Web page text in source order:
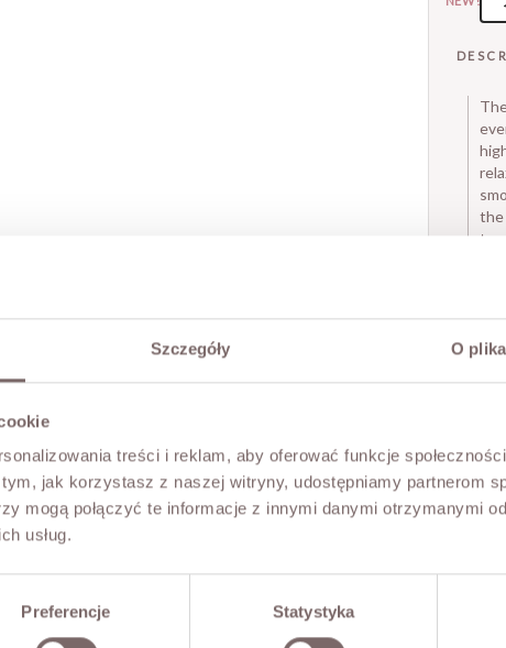
Szczegóły O
treści i reklam, aby oferować funkcje
jak korzystasz z naszej witryny, udostępniamy partnerom
mogą połączyć te informacje z innymi danymi otrzymanymi
usług.
Preferencje Statystyka
the
-
-